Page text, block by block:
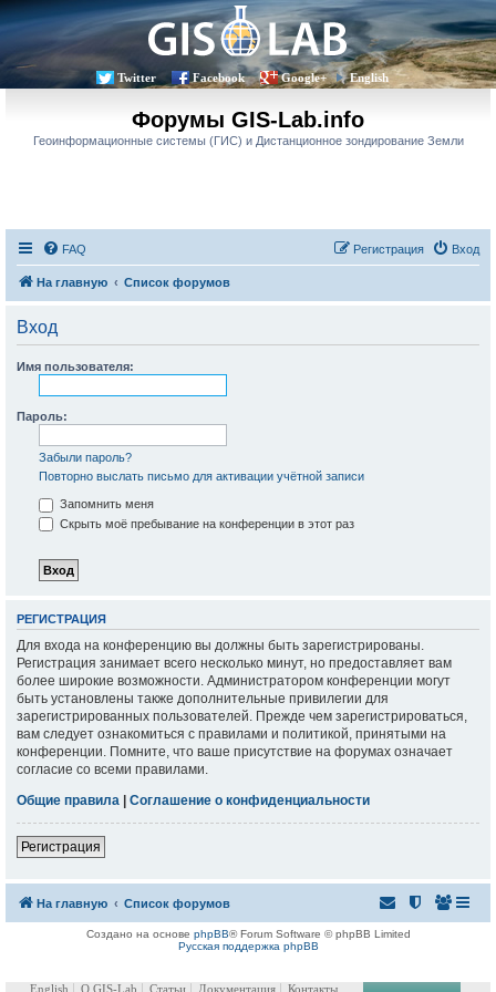
Twitter Facebook Google+ English
Форумы GIS-Lab.info
Геоинформационные системы (ГИС) и Дистанционное зондирование Земли
FAQ Вход
Регистрация
На главную Список форумов
Вход
Имя пользователя:
Пароль:
Забыли пароль?
Повторно выслать письмо для активации учётной записи
Запомнить меня
Скрыть моё пребывание на конференции в этот раз
РЕГИСТРАЦИЯ
Для входа на конференцию вы должны быть зарегистрированы.
Регистрация занимает всего несколько минут, но предоставляет вам
более широкие возможности. Администратором конференции могут
быть установлены также дополнительные привилегии для
зарегистрированных пользователей. Прежде чем зарегистрироваться,
вам следует ознакомиться с правилами и политикой, принятыми на
конференции. Помните, что ваше присутствие на форумах означает
согласие со всеми правилами.
Общие правила | Соглашение о конфиденциальности
Регистрация
На главную Список форумов
Создано на основе phpBB® Forum Software © phpBB Limited
Русская поддержка phpBB
English О GIS-Lab Статьи Документация Контакты